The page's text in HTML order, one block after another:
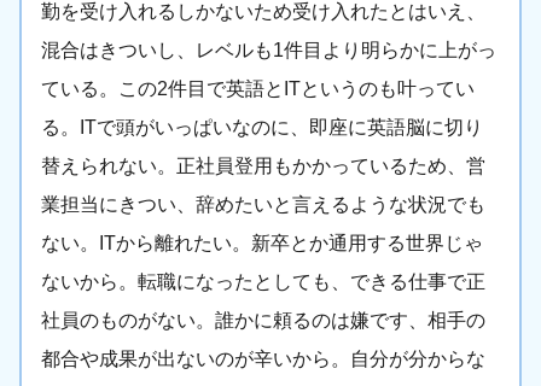
勤を受け入れるしかないため受け入れたとはいえ、
混合はきついし、レベルも1件目より明らかに上がっ
ている。この2件目で英語とITというのも叶ってい
る。ITで頭がいっぱいなのに、即座に英語脳に切り
替えられない。正社員登用もかかっているため、営
業担当にきつい、辞めたいと言えるような状況でも
ない。ITから離れたい。新卒とか通用する世界じゃ
ないから。転職になったとしても、できる仕事で正
社員のものがない。誰かに頼るのは嫌です、相手の
都合や成果が出ないのが辛いから。自分が分からな